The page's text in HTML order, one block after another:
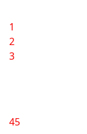
1
2
3
45